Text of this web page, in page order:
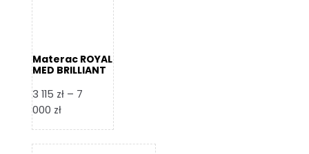
Materac ROYAL
MED BRILLIANT
3 115 zł – 7
000 złZakres
od